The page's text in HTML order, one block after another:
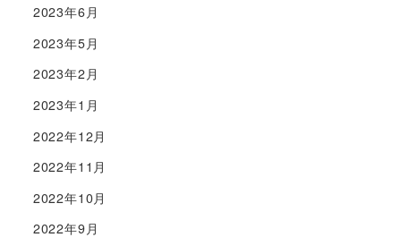
2023年6月
2023年5月
2023年2月
2023年1月
2022年12月
2022年11月
2022年10月
2022年9月